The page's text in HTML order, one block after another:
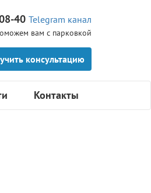
40 Telegram канал
вам с парковкой
Контакты